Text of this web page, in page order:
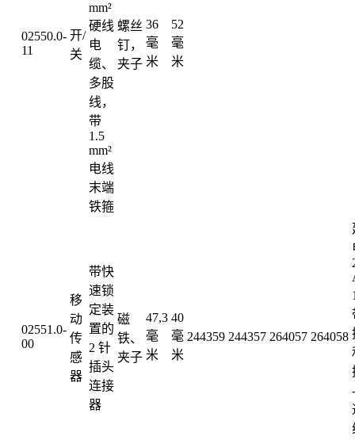
02550.0-
11
开/
关
mm²
硬线
电
缆、
多股
线，
带
1.5
mm²
电线
末端
铁箍
螺丝
钉，
夹子
36
毫
米
52
毫
米
02551.0-
00
移
动
传
感
器
带快
速锁
定装
置的
2 针
插头
连接
器
磁
铁、
夹子
47,3
毫
米
40
毫
米
244359 244357 264057 264058